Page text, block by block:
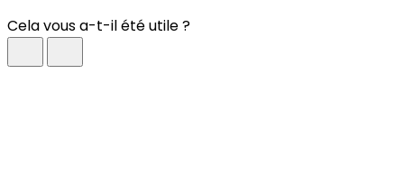
Cela vous a-t-il été utile ?